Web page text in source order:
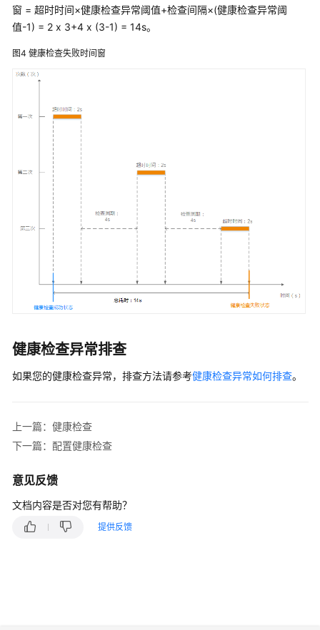
窗 = 超时时间×健康检查异常阈值+检查间隔×(健康检查异常阈
值-1) = 2 x 3+4 x (3-1) = 14s。
图4 健康检查失败时间窗
健康检查异常排查
如果您的健康检查异常，排查方法请参考健康检查异常如何排查。
上一篇：健康检查
下一篇：配置健康检查
意见反馈
文档内容是否对您有帮助？
提供反馈